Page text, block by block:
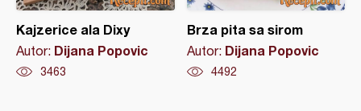
Kajzerice ala Dixy
Autor: Dijana Popovic
3463
Brza pita sa sirom
Autor: Dijana Popovic
4492